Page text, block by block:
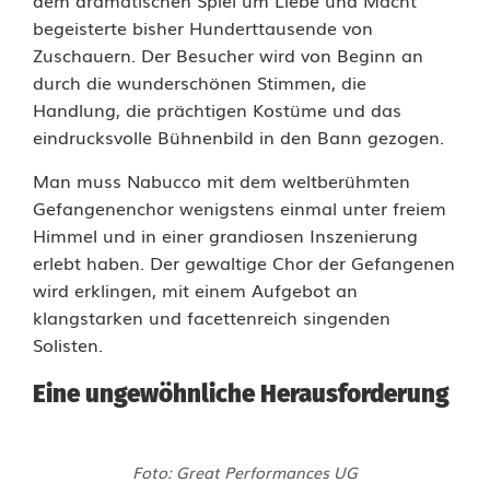
i
n
b
e
s
o
n
d
e
r
begeisterte bisher Hunderttausende von
Zuschauern. Der Besucher wird von Beginn an
durch die wunderschönen Stimmen, die
Handlung, die prächtigen Kostüme und das
eindrucksvolle Bühnenbild in den Bann gezogen.
Man muss Nabucco mit dem weltberühmten
Gefangenenchor wenigstens einmal unter freiem
Himmel und in einer grandiosen Inszenierung
erlebt haben. Der gewaltige Chor der Gefangenen
wird erklingen, mit einem Aufgebot an
klangstarken und facettenreich singenden
Solisten.
Eine ungewöhnliche Herausforderung
Foto: Great Performances UG